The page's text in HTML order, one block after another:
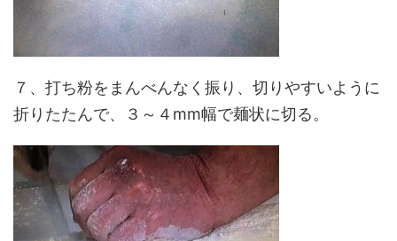
７、打ち粉をまんべんなく振り、切りやすいように
折りたたんで、３～４mm幅で麺状に切る。